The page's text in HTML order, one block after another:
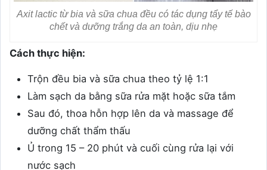
Axit lactic từ bia và sữa chua đều có tác dụng tẩy tế bào
chết và dưỡng trắng da an toàn, dịu nhẹ
Cách thực hiện:
Trộn đều bia và sữa chua theo tỷ lệ 1:1
Làm sạch da bằng sữa rửa mặt hoặc sữa tắm
Sau đó, thoa hỗn hợp lên da và massage để
dưỡng chất thẩm thấu
Ủ trong 15 – 20 phút và cuối cùng rửa lại với
nước sạch